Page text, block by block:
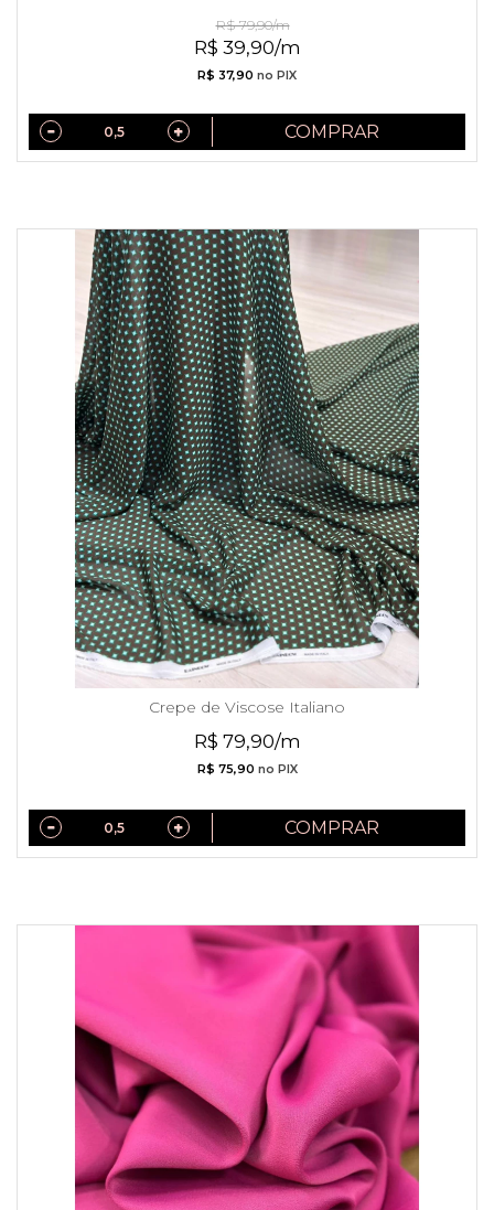
R$ 39,90/m
R$ 79,90/m
R$ 37,90 no PIX
COMPRAR
Crepe de Viscose Italiano
R$ 79,90/m
R$ 75,90 no PIX
COMPRAR